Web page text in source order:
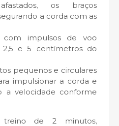
os braços
a corda com as
impulsos de voo
2,5 e 5 centímetros do
pequenos e circulares
impulsionar a corda e
a velocidade conforme
de 2 minutos,